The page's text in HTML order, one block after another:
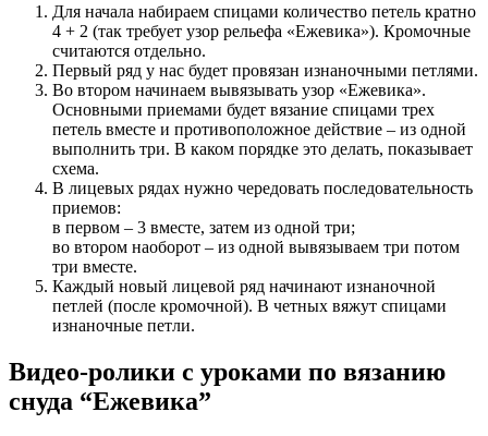
Для начала набираем спицами количество петель кратно
4 + 2 (так требует узор рельефа «Ежевика»). Кромочные
считаются отдельно.
Первый ряд у нас будет провязан изнаночными петлями.
Во втором начинаем вывязывать узор «Ежевика».
Основными приемами будет вязание спицами трех
петель вместе и противоположное действие – из одной
выполнить три. В каком порядке это делать, показывает
схема.
В лицевых рядах нужно чередовать последовательность
приемов:
в первом – 3 вместе, затем из одной три;
во втором наоборот – из одной вывязываем три потом
три вместе.
Каждый новый лицевой ряд начинают изнаночной
петлей (после кромочной). В четных вяжут спицами
изнаночные петли.
Видео-ролики с уроками по вязанию
снуда “Ежевика”